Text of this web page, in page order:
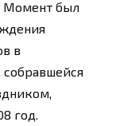
Момент был
в
собравшейся
год.